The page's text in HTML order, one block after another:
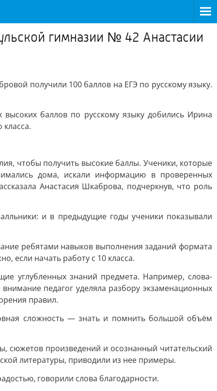
гимназии № 42 Анастасии
получили 100 баллов на ЕГЭ по русскому языку.
баллов по русскому языку добились Ирина
чтобы получить высокие баллы. Ученики, которые
дома, искали информацию в проверенных
Анастасия Шкаброва, подчеркнув, что роль
и в предыдущие годы ученики показывали
ребятами навыков выполнения заданий формата
если начать работу с 10 класса.
углубленных знаний предмета. Например, слова-
педагог уделяла разбору экзаменационных
правил.
сложность — знать и помнить большой объём
сюжетов произведений и осознанный читательский
литературы, приводили из нее примеры.
говорили слова благодарности.